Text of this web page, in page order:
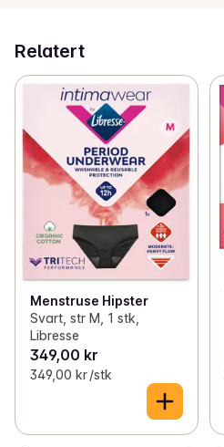
Relatert
Menstruse Hipster
Svart, str M, 1 stk,
Libresse
349,00 kr
349,00 kr /stk